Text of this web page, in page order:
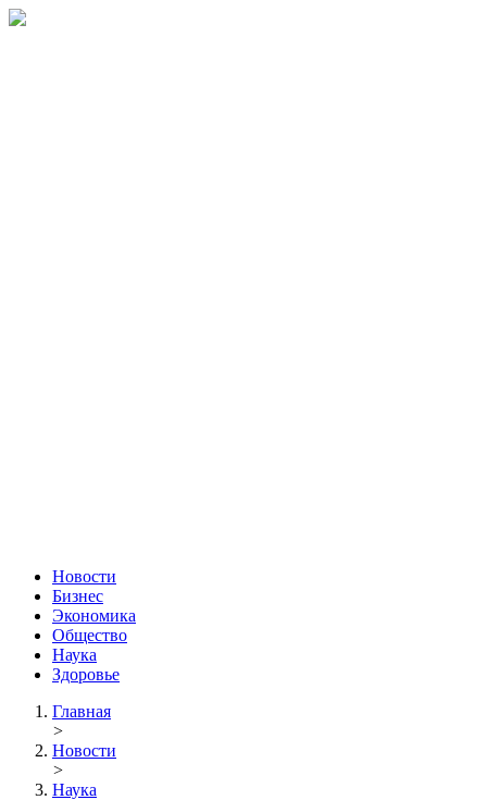
Новости
Бизнес
Экономика
Общество
Наука
Здоровье
Главная
>
Новости
>
Наука